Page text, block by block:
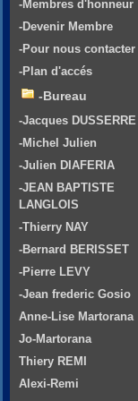
-Membres d'honneur
-Devenir Membre
-Pour nous contacter
-Plan d'accés
-Bureau
-Jacques DUSSERRE
-Michel Julien
-Julien DIAFERIA
-JEAN BAPTISTE
LANGLOIS
-Thierry NAY
-Bernard BERISSET
-Pierre LEVY
-Jean frederic Gosio
Anne-Lise Martorana
Jo-Martorana
Thiery REMI
Alexi-Remi